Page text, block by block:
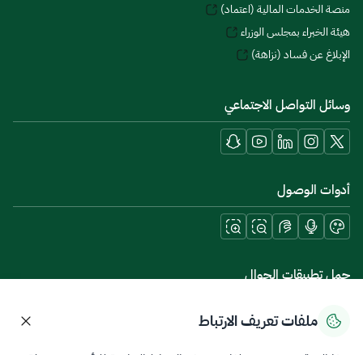
منصة الخدمات المالية (اعتماد)
هيئة الخبراء بمجلس الوزراء
الإبلاغ عن فساد (نزاهة)
وسائل التواصل الاجتماعي
أدوات الوصول
حمل تطبيقات الجوال
ملفات تعريف الارتباط